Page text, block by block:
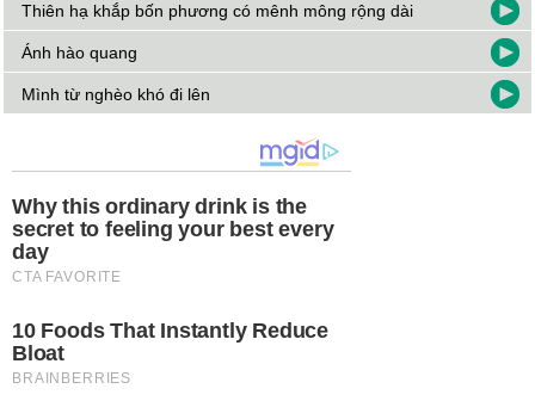
Thiên hạ khắp bốn phương có mênh mông rộng dài
Ánh hào quang
Mình từ nghèo khó đi lên